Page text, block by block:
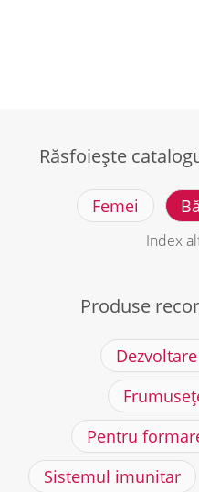
Răsfoiește
Femei
Index
Produse
Pentru
Sistemul imunitar